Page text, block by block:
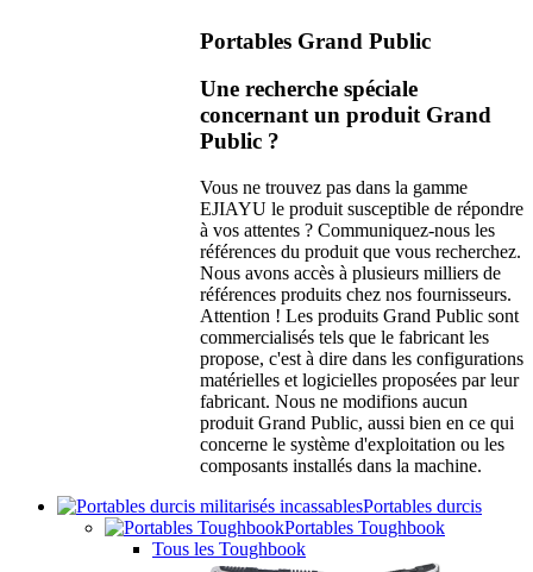
Portables Grand Public
Une recherche spéciale
concernant un produit Grand
Public ?
Vous ne trouvez pas dans la gamme
EJIAYU le produit susceptible de répondre
à vos attentes ? Communiquez-nous les
références du produit que vous recherchez.
Nous avons accès à plusieurs milliers de
références produits chez nos fournisseurs.
Attention ! Les produits Grand Public sont
commercialisés tels que le fabricant les
propose, c'est à dire dans les configurations
matérielles et logicielles proposées par leur
fabricant. Nous ne modifions aucun
produit Grand Public, aussi bien en ce qui
concerne le système d'exploitation ou les
composants installés dans la machine.
Portables durcis
Portables Toughbook
Tous les Toughbook